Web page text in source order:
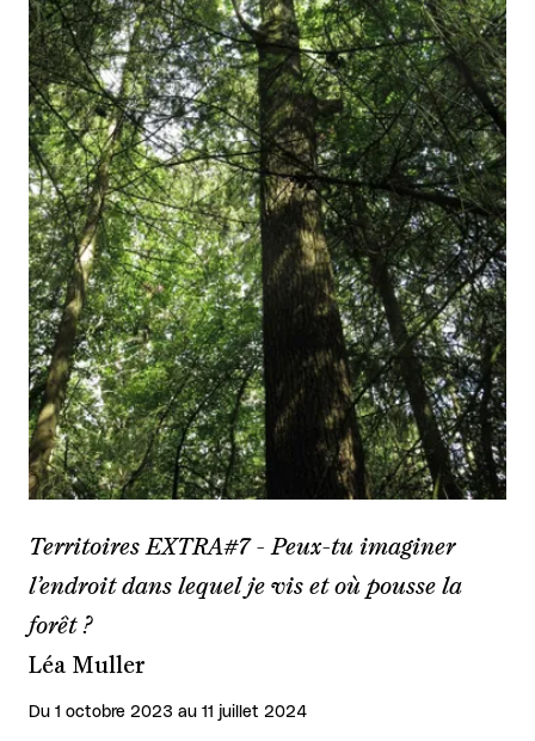
Territoires EXTRA#7 - Peux-tu imaginer
l’endroit dans lequel je vis et où pousse la
forêt ?
Léa Muller
Du 1 octobre 2023 au 11 juillet 2024